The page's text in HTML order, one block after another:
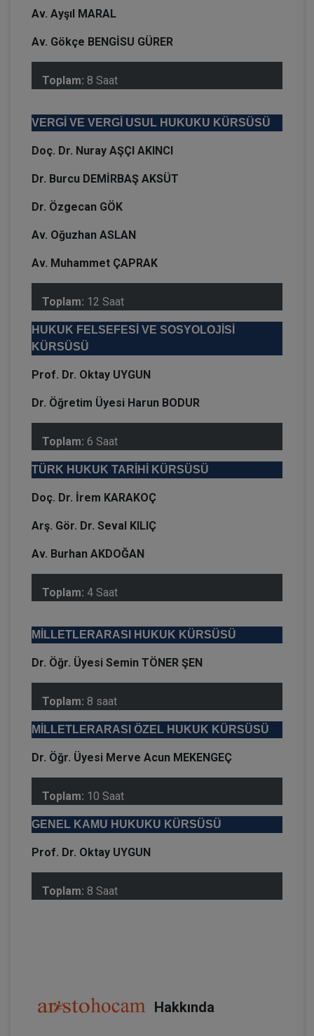
Av. Ayşıl MARAL
Av. Gökçe BENGİSU GÜRER
Toplam: 8 Saat
VERGİ VE VERGİ USUL HUKUKU KÜRSÜSÜ
Doç. Dr. Nuray AŞÇI AKINCI
Dr. Burcu DEMİRBAŞ AKSÜT
Dr. Özgecan GÖK
Av. Oğuzhan ASLAN
Av. Muhammet ÇAPRAK
Toplam: 12 Saat
HUKUK FELSEFESİ VE SOSYOLOJİSİ
KÜRSÜSÜ
Prof. Dr. Oktay UYGUN
Dr. Öğretim Üyesi Harun BODUR
Toplam: 6 Saat
TÜRK HUKUK TARİHİ KÜRSÜSÜ
Doç. Dr. İrem KARAKOÇ
Arş. Gör. Dr. Seval KILIÇ
Av. Burhan AKDOĞAN
Toplam: 4 Saat
MİLLETLERARASI HUKUK KÜRSÜSÜ
Dr. Öğr. Üyesi Semin TÖNER ŞEN
Toplam: 8 saat
MİLLETLERARASI ÖZEL HUKUK KÜRSÜSÜ
Dr. Öğr. Üyesi Merve Acun MEKENGEÇ
Toplam: 10 Saat
GENEL KAMU HUKUKU KÜRSÜSÜ
Prof. Dr. Oktay UYGUN
Toplam: 8 Saat
Hakkında